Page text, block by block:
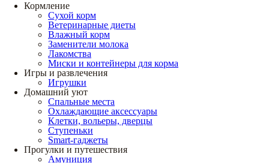
Кормление
Сухой корм
Ветеринарные диеты
Влажный корм
Заменители молока
Лакомства
Миски и контейнеры для корма
Игры и развлечения
Игрушки
Домашний уют
Спальные места
Охлаждающие аксессуары
Клетки, вольеры, дверцы
Ступеньки
Smart-гаджеты
Прогулки и путешествия
Амуниция